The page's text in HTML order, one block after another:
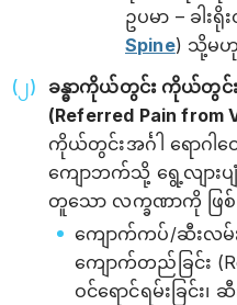
ဥပမာ – ခါး
Spine) သို့မဟု
ခန္ဓာကိုယ်တွင်း ကိုယ်တွင်းအ
(Referred Pain from
ကိုယ်တွင်းအင်္ဂါ ရောဂါဝ
ကျောဘက်သို့ ရွေ့လျားပျံ့
တူသော လက္ခဏာကို ဖြ
ကျောက်ကပ်/ဆီးလမ်
ကျောက်တည်ခြင်း
ဝင်ရောင်ရမ်းခြင်း၊